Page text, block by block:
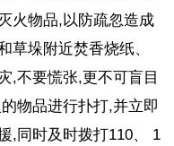
火物品,以防疏忽造成
草垛附近焚香烧纸、
,不要慌张,更不可盲目
物品进行扑打,并立即
,同时及时拨打110、 1